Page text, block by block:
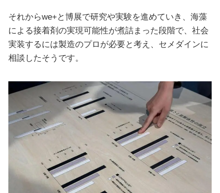
それからwe+と博展で研究や実験を進めていき、海藻
による接着剤の実現可能性が煮詰まった段階で、社会
実装するには製造のプロが必要と考え、セメダインに
相談したそうです。